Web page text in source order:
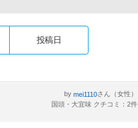
投稿日
by mei1110さん（女性）
国頭・大宜味 クチコミ：2件